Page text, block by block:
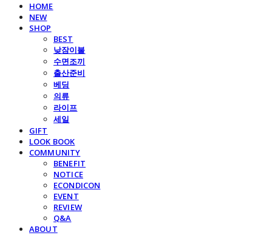
HOME
NEW
SHOP
BEST
낮잠이불
수면조끼
출산준비
베딩
의류
라이프
세일
GIFT
LOOK BOOK
COMMUNITY
BENEFIT
NOTICE
ECONDICON
EVENT
REVIEW
Q&A
ABOUT